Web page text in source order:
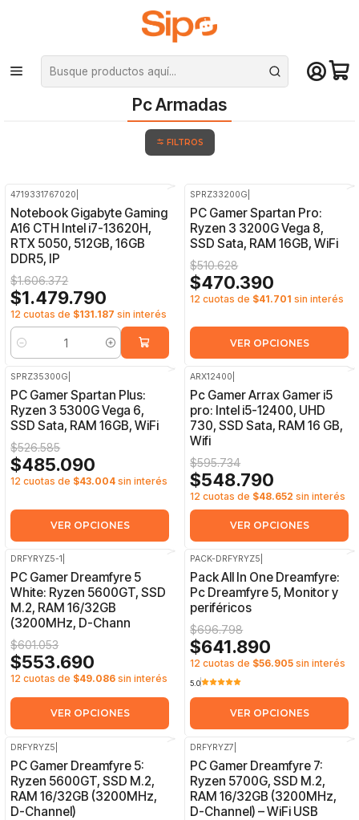
¡Compra hasta mediodía y recibe hoy! De lunes a sábado en el gran
Santiago. Envío gratis desde $29.990
Inicio Pc Armadas
Pc Armadas
FILTROS
4719331767020
Notebook Gigabyte Gaming
A16 CTH Intel i7-13620H,
RTX 5050, 512GB, 16GB
DDR5, IP
$1.606.372
$1.479.790
12 cuotas de $131.187 sin interés
Cantidad
SPRZ33200G
PC Gamer Spartan Pro:
Ryzen 3 3200G Vega 8,
SSD Sata, RAM 16GB, WiFi
$510.628
$470.390
12 cuotas de $41.701 sin interés
VER OPCIONES
SPRZ35300G
PC Gamer Spartan Plus:
Ryzen 3 5300G Vega 6,
SSD Sata, RAM 16GB, WiFi
$526.585
$485.090
12 cuotas de $43.004 sin interés
VER OPCIONES
OFF
ARX12400
Pc Gamer Arrax Gamer i5
pro: Intel i5-12400, UHD
730, SSD Sata, RAM 16 GB,
Wifi
$595.734
$548.790
12 cuotas de $48.652 sin interés
VER OPCIONES
DRFYRYZ5-1
PC Gamer Dreamfyre 5
White: Ryzen 5600GT, SSD
M.2, RAM 16/32GB
(3200MHz, D-Chann
$601.053
$553.690
12 cuotas de $49.086 sin interés
VER OPCIONES
PACK-DRFYRYZ5
Pack All In One Dreamfyre:
Pc Dreamfyre 5, Monitor y
periféricos
$696.798
$641.890
12 cuotas de $56.905 sin interés
5.0
VER OPCIONES
DRFYRYZ5
PC Gamer Dreamfyre 5:
Ryzen 5600GT, SSD M.2,
RAM 16/32GB (3200MHz,
D-Channel)
DRFYRYZ7
PC Gamer Dreamfyre 7:
Ryzen 5700G, SSD M.2,
RAM 16/32GB (3200MHz,
D-Channel) – WiFi USB